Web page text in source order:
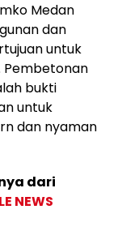
Medan
dan
untuk
Pembetonan
bukti
untuk
dan nyaman
dari
NEWS